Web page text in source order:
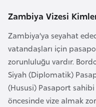
Zambiya Vizesi
Zambiya’ya seyahat
vatandaşları için
zorunluluğu vardır.
Siyah (Diplomatik)
(Hususi) Pasaport
öncesinde vize almak
d
ş
B
e
l